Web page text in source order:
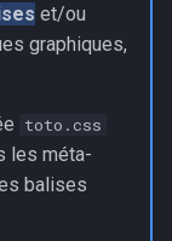
et/ou
graphiques,
toto.css
les méta-
balises